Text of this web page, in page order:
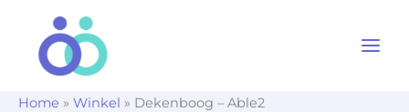
Home » Winkel » Dekenboog – Able2